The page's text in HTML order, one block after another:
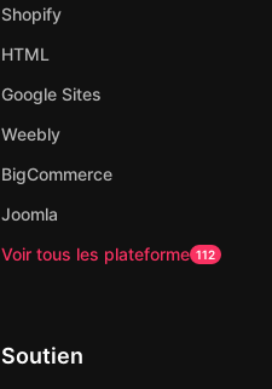
Shopify
HTML
Google Sites
Weebly
BigCommerce
Joomla
Voir tous les plateforme 112
Soutien